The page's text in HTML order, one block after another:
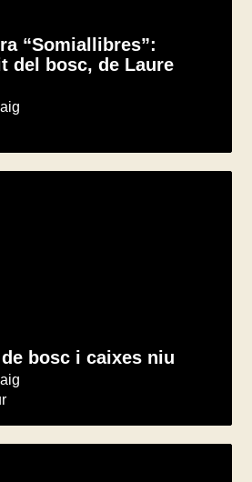
“Somiallibres”:
del bosc, de Laure
bosc i caixes niu